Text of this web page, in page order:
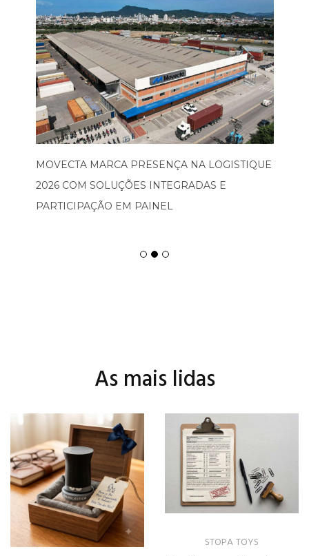
MOVECTA MARCA PRESENÇA NA LOGISTIQUE
2026 COM SOLUÇÕES INTEGRADAS E
PARTICIPAÇÃO EM PAINEL
As mais lidas
STOPA TOYS